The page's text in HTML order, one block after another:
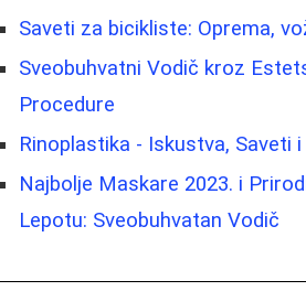
Saveti za bicikliste: Oprema,
Sveobuhvatni Vodič kroz
Procedure
Rinoplastika - Iskustva, Saveti
Najbolje Maskare 2023. i
Lepotu: Sveobuhvatan Vodič